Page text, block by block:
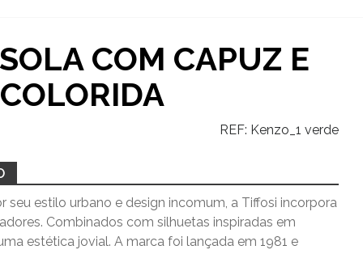
COM CAPUZ E
REF: Kenzo_1 verde
seu estilo urbano e design incomum, a Tiffosi incorpora
Combinados com silhuetas inspiradas em
estética jovial. A marca foi lançada em 1981 e